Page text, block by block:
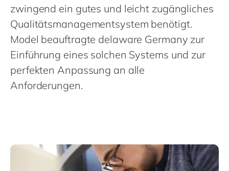
Luxembourg
Malaysia
Morocco
en
Philippines
USA & Canada
en
zwingend ein gutes und leicht zugängliches
Qualitätsmanagementsystem benötigt.
Model beauftragte delaware Germany zur
Einführung eines solchen Systems und zur
perfekten Anpassung an alle
Anforderungen.